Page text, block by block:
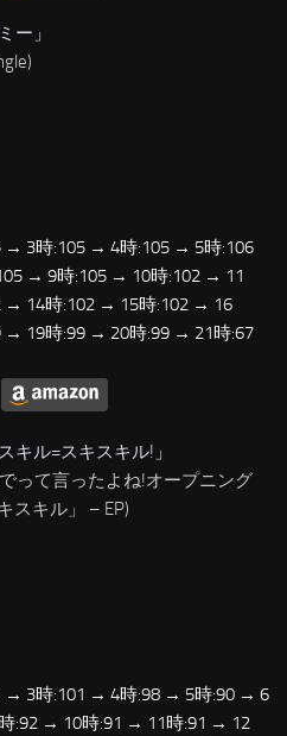
ー 」
3時:105 → 4時:105 → 5時:106
→ 9時:105 → 10時:102 → 11
→ 14時:102 → 15時:102 → 16
19時:99 → 20時:99 → 21時:67
キル=スキスキル! 」
って言ったよね!オープニング
スキル」 – EP)
→ 3時:101 → 4時:98 → 5時:90 → 6
:92 → 10時:91 → 11時:91 → 12